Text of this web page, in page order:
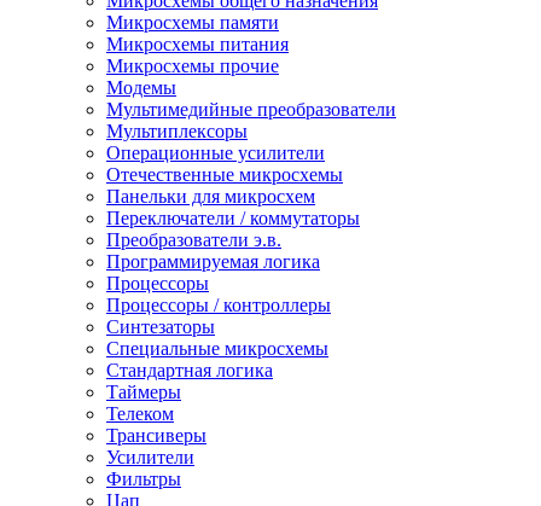
Микросхемы памяти
Микросхемы питания
Микросхемы прочие
Модемы
Мультимедийные преобразователи
Мультиплексоры
Операционные усилители
Отечественные микросхемы
Панельки для микросхем
Переключатели / коммутаторы
Преобразователи э.в.
Программируемая логика
Процессоры
Процессоры / контроллеры
Синтезаторы
Специальные микросхемы
Стандартная логика
Таймеры
Телеком
Трансиверы
Усилители
Фильтры
Цап